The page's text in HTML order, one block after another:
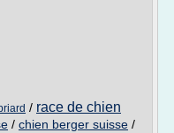
/ race de chien
/ chien berger suisse /